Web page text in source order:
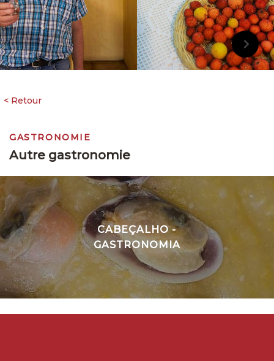
GASTRONOMIE
Autre gastronomie
CABEÇALHO -
GASTRONOMIA